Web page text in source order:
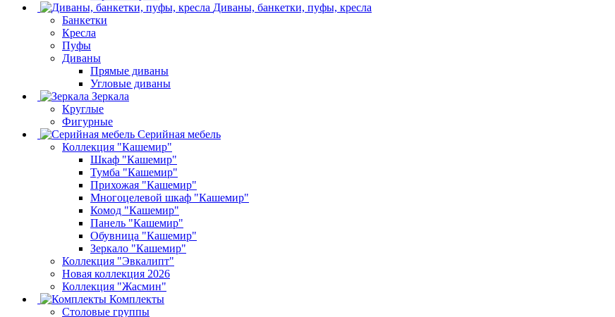
Диваны, банкетки, пуфы, кресла
Банкетки
Кресла
Пуфы
Диваны
Прямые диваны
Угловые диваны
Зеркала
Круглые
Фигурные
Серийная мебель
Коллекция "Кашемир"
Шкаф "Кашемир"
Тумба "Кашемир"
Прихожая "Кашемир"
Многоцелевой шкаф "Кашемир"
Комод "Кашемир"
Панель "Кашемир"
Обувница "Кашемир"
Зеркало "Кашемир"
Коллекция "Эвкалипт"
Новая коллекция 2026
Коллекция "Жасмин"
Комплекты
Столовые группы